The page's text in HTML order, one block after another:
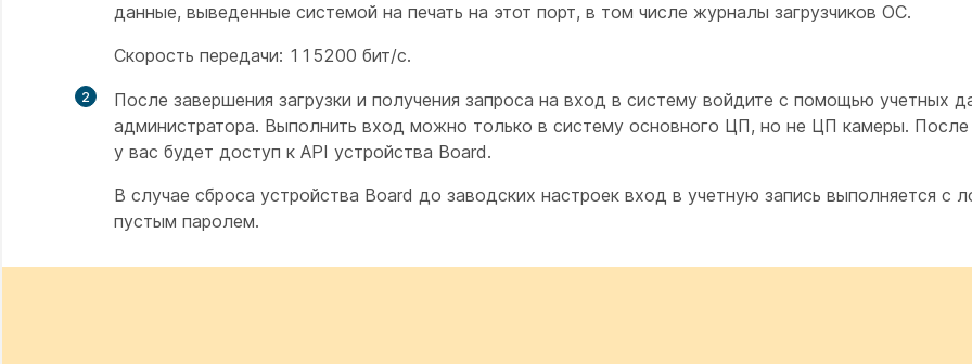
данные, выведенные системой на печать на этот порт, в том числе журналы загрузчиков ОС.
Скорость передачи: 115200 бит/с.
2
После завершения загрузки и получения запроса на вход в систему войдите с помощью учетных
администратора. Выполнить вход можно только в систему основного ЦП, но не ЦП камеры.
у вас будет доступ к API устройства Board.
В случае сброса устройства Board до заводских настроек вход в учетную запись выполняется с
пустым паролем.